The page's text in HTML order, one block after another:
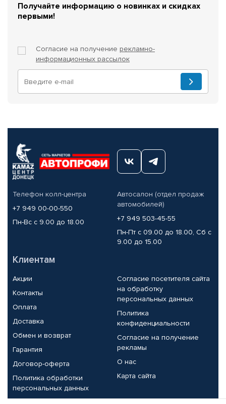
Получайте информацию о новинках и скидках
первыми!
Согласие на получение рекламно-
информационных рассылок
Телефон колл-центра
+7 949 00-00-550
Пн-Вс с 9.00 до 18.00
Автосалон (отдел продаж
автомобилей)
+7 949 503-45-55
Пн-Пт с 09.00 до 18.00, Сб с
9.00 до 15.00
Клиентам
Акции
Контакты
Оплата
Доставка
Обмен и возврат
Гарантия
Договор-оферта
Политика обработки
персональных данных
Согласие посетителя сайта
на обработку
персональных данных
Политика
конфиденциальности
Согласие на получение
рекламы
О нас
Карта сайта